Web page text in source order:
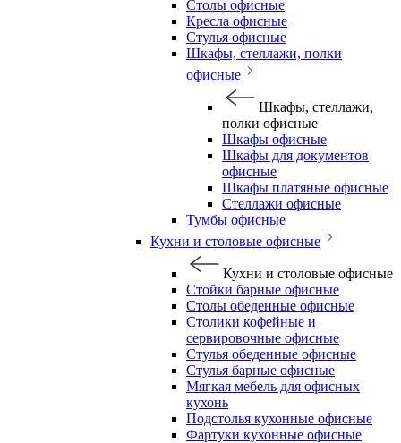
Столы офисные
Кресла офисные
Стулья офисные
Шкафы, стеллажи, полки
офисные
Шкафы, стеллажи,
полки офисные
Шкафы офисные
Шкафы для документов
офисные
Шкафы платяные офисные
Стеллажи офисные
Тумбы офисные
Кухни и столовые офисные
Кухни и столовые офисные
Стойки барные офисные
Столы обеденные офисные
Столики кофейные и
сервировочные офисные
Стулья обеденные офисные
Стулья барные офисные
Мягкая мебель для офисных
кухонь
Подстолья кухонные офисные
Фартуки кухонные офисные